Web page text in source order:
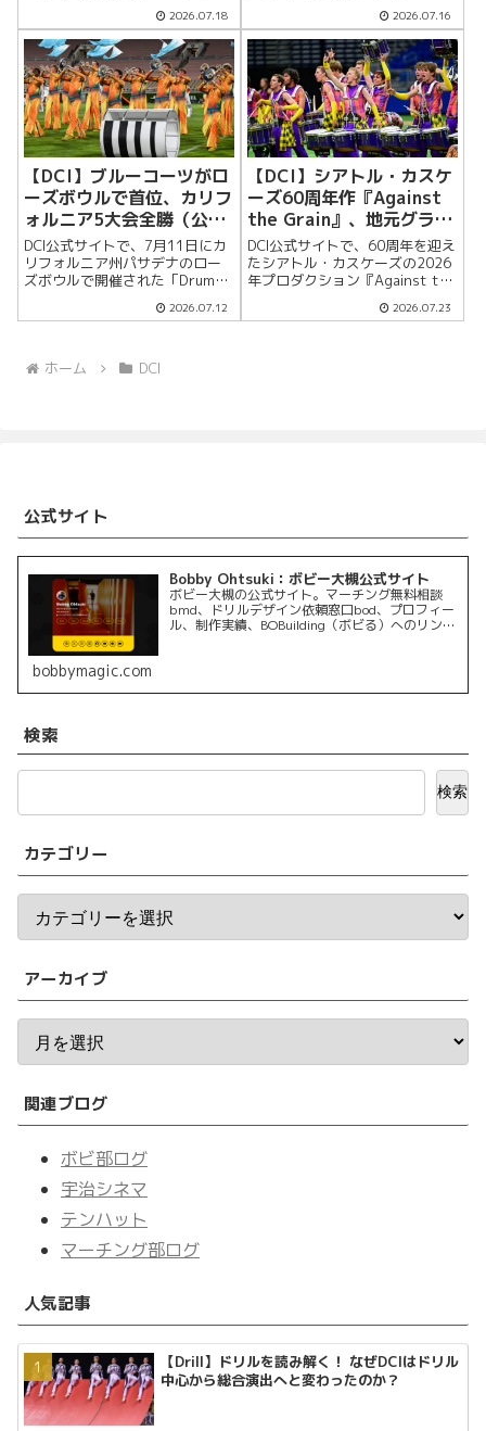
との取り組みなど、各コーの最
新ニュースを紹介する。ブルー
デビルズ・インターナショナル
は、オランダのケルクラーデで
開催された...
2026.07.18
取り組みが紹介された。2023年
1月、最初のリハーサルキャンプ
に集まった約20人の団体は、わ
ずか3年...
2026.07.16
【DCI】ブルーコーツがロ
ーズボウルで首位、カリフ
ォルニア5大会全勝（公式
ニュース）
DCI公式サイトで、7月11日にカ
リフォルニア州パサデナのロー
ズボウルで開催された「Drum
果が紹介された。ワールドクラ
リ...
2026.07.12
【DCI】シアトル・カスケ
ーズ60周年作『Against
the Grain』、地元グラン
ジを描く（公式ニュース）
DCI公式サイトで、60周年を迎え
たシアトル・カスケーズの2026
年プロダクション『Against the
トルを代表するグランジを題材
2026.07.23
ホーム DCI
公式サイト
Bobby Ohtsuki：ボビー大槻公式サイト
ボビー大槻の公式サイト。マーチング無料相談
bmd、ドリルデザイン依頼窓口bod、プロフィー
ル、制作実績、BOBuilding（ボビる）へのリンク
bobbymagic.com
検索
検索
カテゴリー
アーカイブ
関連ブログ
ボビ部ログ
宇治シネマ
テンハット
マーチング部ログ
人気記事
【Drill】ドリルを読み解く！ なぜDCIはドリル
中心から総合演出へと変わったのか？